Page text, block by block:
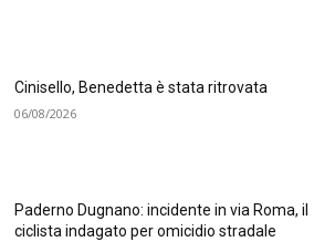
Cinisello, Benedetta è stata ritrovata
06/08/2026
Paderno Dugnano: incidente in via Roma, il
ciclista indagato per omicidio stradale